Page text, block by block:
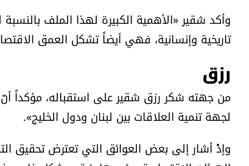
وأكد شقير «الأهمية الكبيرة لهذا الملف
تاريخية وإنسانية، فهي أيضاً تشكل العمق
رزق
من جهته شكر رزق شقير على استقباله، مؤكداً
لجهة تنمية العلاقات بين لبنان ودول الخليج».
وإذْ أشار إلى بعض العوائق التي تعترض تحقيق